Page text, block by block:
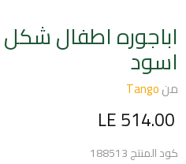
اسود
منTango
السعر الحالي
LE 514.00
كود المنتج188513